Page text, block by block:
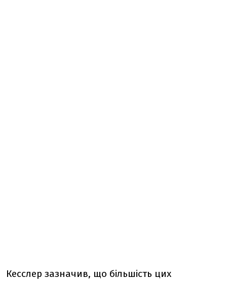
Кесслер зазначив, що більшість цих